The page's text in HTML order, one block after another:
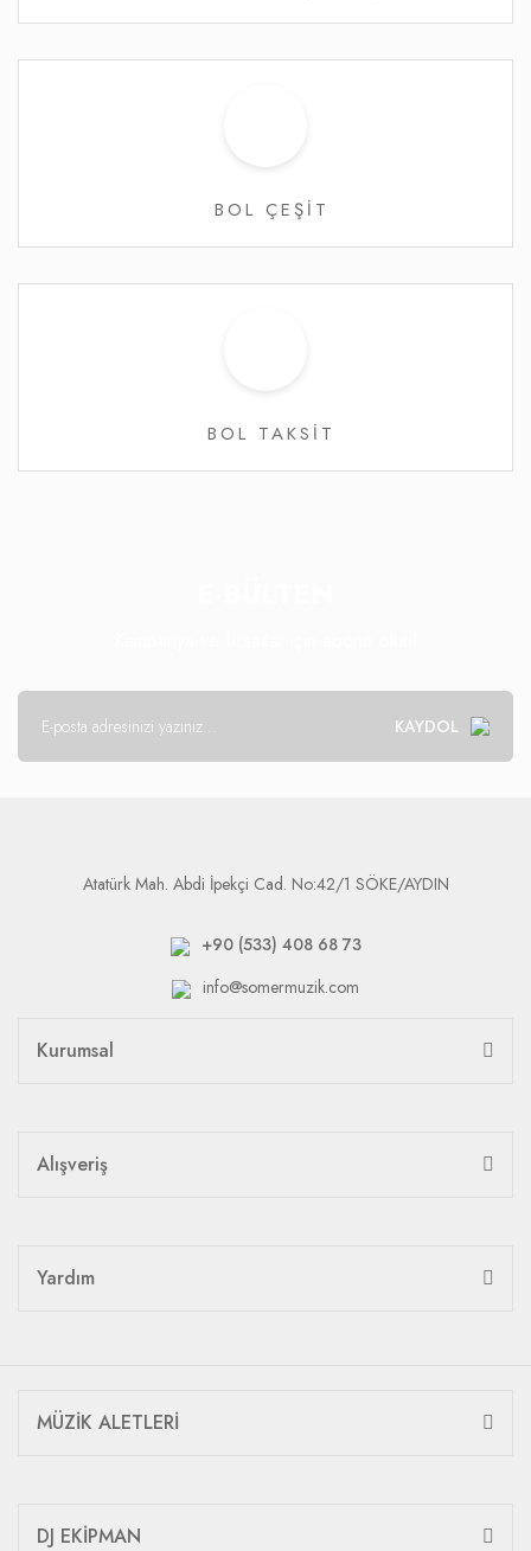
BOL ÇEŞİT
BOL TAKSİT
KAYDOL
Atatürk Mah. Abdi İpekçi Cad. No:42/1 SÖKE/AYDIN
+90 (533) 408 68 73
info@somermuzik.com
Kurumsal
Alışveriş
Yardım
MÜZİK ALETLERİ
DJ EKİPMAN